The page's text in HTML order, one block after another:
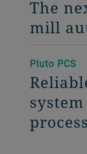
The
mill
Pluto PCS